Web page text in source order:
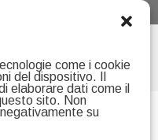
come i cookie
del dispositivo. Il
elaborare dati come il
sito. Non
su